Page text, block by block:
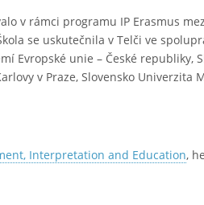
v rámci programu IP Erasmus
se uskutečnila v Telči ve
Evropské unie – České republiky,
v Praze, Slovensko
Interpretation and Education,